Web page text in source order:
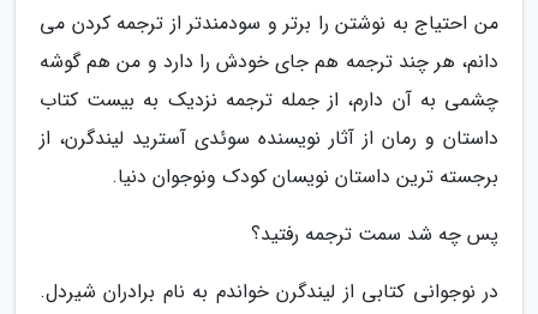
من احتیاج به نوشتن را برتر و سودمندتر از ترجمه کردن می
دانم، هر چند ترجمه هم جای خودش را دارد و من هم گوشه
چشمی به آن دارم، از جمله ترجمه نزدیک به بیست کتاب
داستان و رمان از آثار نویسنده سوئدی آسترید لیندگرن، از
برجسته ترین داستان نویسان کودک ونوجوان دنیا.
پس چه شد سمت ترجمه رفتید؟
در نوجوانی کتابی از لیندگرن خواندم به نام برادران شیردل.